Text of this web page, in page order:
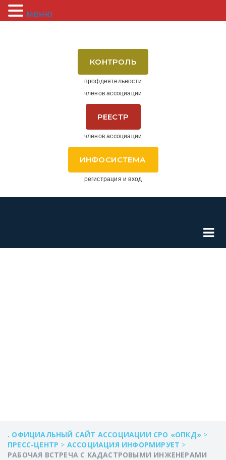
КОНТРОЛЬ
профдеятельности
членов ассоциации
РЕЕСТР
членов ассоциации
ИНФОСИСТЕМА
регистрация и вход
. ОФИЦИАЛЬНЫЙ САЙТ АССОЦИАЦИИ СРО «ОПКД» >
ПРЕСС-ЦЕНТР > АССОЦИАЦИЯ ИНФОРМИРУЕТ >
РАБОЧАЯ ВСТРЕЧА С КАДАСТРОВЫМИ ИНЖЕНЕРАМИ
меню